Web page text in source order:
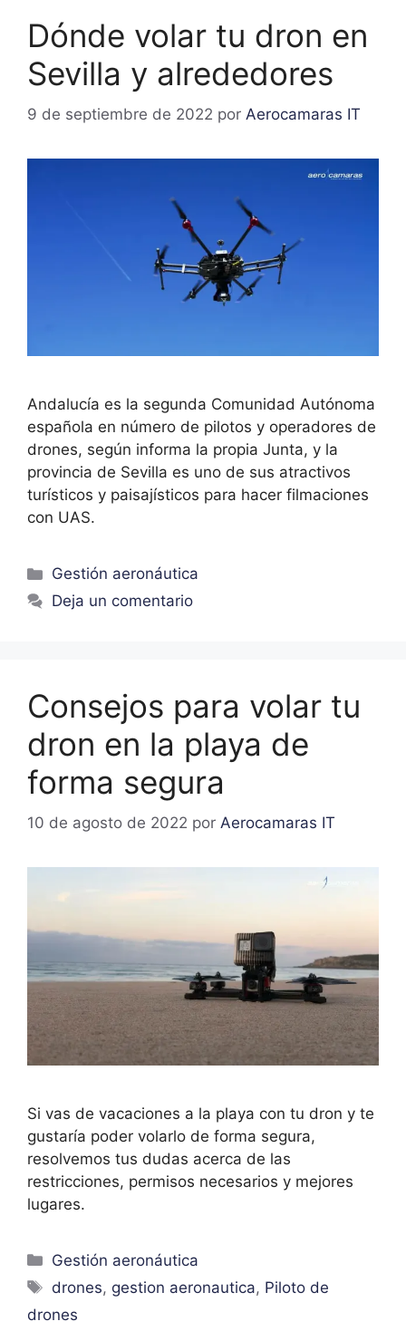
Dónde volar tu dron en
Sevilla y alrededores
9 de septiembre de 2022 por Aerocamaras IT
Andalucía es la segunda Comunidad Autónoma
española en número de pilotos y operadores de
drones, según informa la propia Junta, y la
provincia de Sevilla es uno de sus atractivos
turísticos y paisajísticos para hacer filmaciones
con UAS.
Gestión aeronáutica
Deja un comentario
Consejos para volar tu
dron en la playa de
forma segura
10 de agosto de 2022 por Aerocamaras IT
Si vas de vacaciones a la playa con tu dron y te
gustaría poder volarlo de forma segura,
resolvemos tus dudas acerca de las
restricciones, permisos necesarios y mejores
lugares.
Gestión aeronáutica
drones, gestion aeronautica, Piloto de
drones